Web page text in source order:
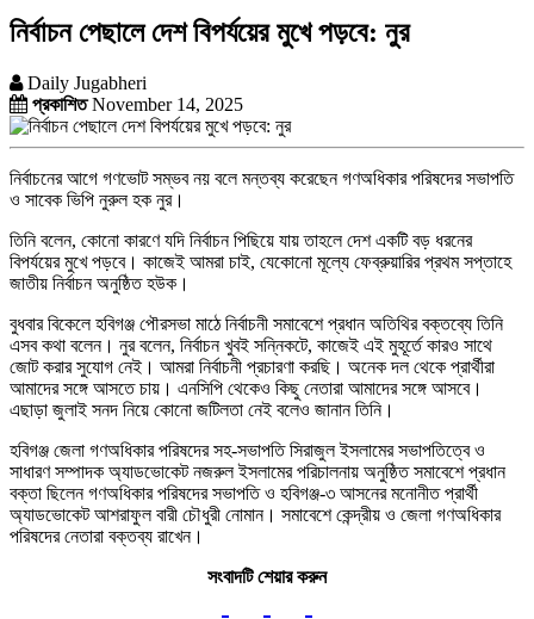
নির্বাচন পেছালে দেশ বিপর্যয়ের মুখে পড়বে: নুর
Daily Jugabheri
প্রকাশিতNovember 14, 2025
নির্বাচনের আগে গণভোট সম্ভব নয় বলে মন্তব্য করেছেন গণঅধিকার পরিষদের সভাপতি
ও সাবেক ভিপি নুরুল হক নুর।
তিনি বলেন, কোনো কারণে যদি নির্বাচন পিছিয়ে যায় তাহলে দেশ একটি বড় ধরনের
বিপর্যয়ের মুখে পড়বে। কাজেই আমরা চাই, যেকোনো মূল্যে ফেব্রুয়ারির প্রথম সপ্তাহে
জাতীয় নির্বাচন অনুষ্ঠিত হউক।
বুধবার বিকেলে হবিগঞ্জ পৌরসভা মাঠে নির্বাচনী সমাবেশে প্রধান অতিথির বক্তব্যে তিনি
এসব কথা বলেন। নুর বলেন, নির্বাচন খুবই সন্নিকটে, কাজেই এই মুহূর্তে কারও সাথে
জোট করার সুযোগ নেই। আমরা নির্বাচনী প্রচারণা করছি। অনেক দল থেকে প্রার্থীরা
আমাদের সঙ্গে আসতে চায়। এনসিপি থেকেও কিছু নেতারা আমাদের সঙ্গে আসবে।
এছাড়া জুলাই সনদ নিয়ে কোনো জটিলতা নেই বলেও জানান তিনি।
হবিগঞ্জ জেলা গণঅধিকার পরিষদের সহ-সভাপতি সিরাজুল ইসলামের সভাপতিত্বে ও
সাধারণ সম্পাদক অ্যাডভোকেট নজরুল ইসলামের পরিচালনায় অনুষ্ঠিত সমাবেশে প্রধান
বক্তা ছিলেন গণঅধিকার পরিষদের সভাপতি ও হবিগঞ্জ-৩ আসনের মনোনীত প্রার্থী
অ্যাডভোকেট আশরাফুল বারী চৌধুরী নোমান। সমাবেশে কেন্দ্রীয় ও জেলা গণঅধিকার
পরিষদের নেতারা বক্তব্য রাখেন।
সংবাদটি শেয়ার করুন